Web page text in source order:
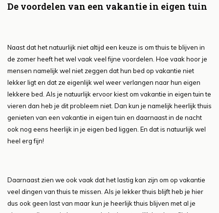
De voordelen van een vakantie in eigen tuin
Naast dat het natuurlijk niet altijd een keuze is om thuis te blijven in
de zomer heeft het wel vaak veel fijne voordelen. Hoe vaak hoor je
mensen namelijk wel niet zeggen dat hun bed op vakantie niet
lekker ligt en dat ze eigenlijk wel weer verlangen naar hun eigen
lekkere bed. Als je natuurlijk ervoor kiest om vakantie in eigen tuin te
vieren dan heb je dit probleem niet. Dan kun je namelijk heerlijk thuis
genieten van een vakantie in eigen tuin en daarnaast in de nacht
ook nog eens heerlijk in je eigen bed liggen. En dat is natuurlijk wel
heel erg fijn!
Daarnaast zien we ook vaak dat het lastig kan zijn om op vakantie
veel dingen van thuis te missen. Als je lekker thuis blijft heb je hier
dus ook geen last van maar kun je heerlijk thuis blijven met al je